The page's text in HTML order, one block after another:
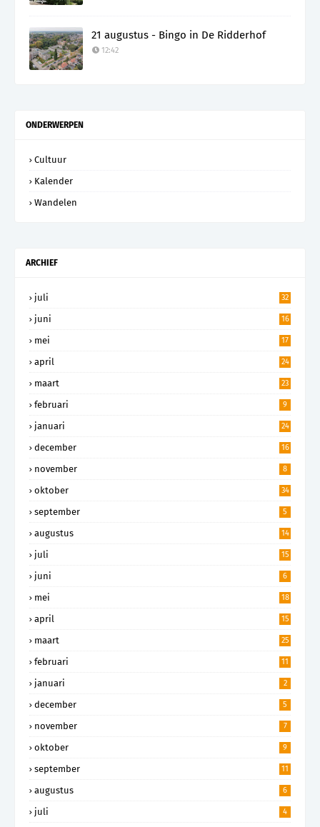
21 augustus - Bingo in De Ridderhof
12:42
ONDERWERPEN
Cultuur
Kalender
Wandelen
ARCHIEF
juli 32
juni 16
mei 17
april 24
maart 23
februari 9
januari 24
december 16
november 8
oktober 34
september 5
augustus 14
juli 15
juni 6
mei 18
april 15
maart 25
februari 11
januari 2
december 5
november 7
oktober 9
september 11
augustus 6
juli 4